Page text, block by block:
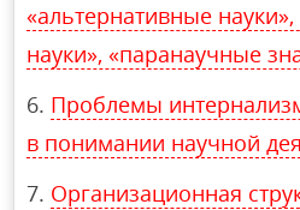
«альтернативные
науки», «паранаучные
Проблемы
в понимании научной
Организационная